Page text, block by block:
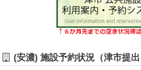
(安濃) 施設予約状況（津市提